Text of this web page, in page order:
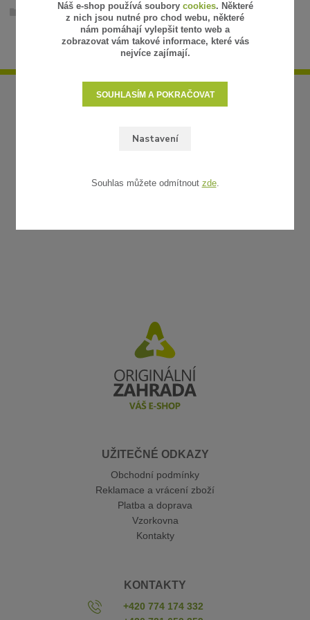
Volně stojící svítidla
UŽITEČNÉ ODKAZY
Obchodní podmínky
Reklamace a vrácení zboží
Platba a doprava
Vzorkovna
Kontakty
KONTAKTY
+420 774 174 332
Náš e-shop používá soubory cookies. Některé
z nich jsou nutné pro chod webu, některé
nám pomáhají vylepšit tento web a
zobrazovat vám takové informace, které vás
nejvíce zajímají.
Nastavení
SOUHLASÍM A POKRAČOVAT
Souhlas můžete odmítnout zde.